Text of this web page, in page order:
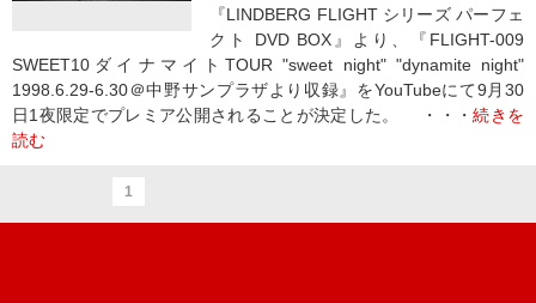
『LINDBERG FLIGHT シリーズ パーフェ
クト DVD BOX』より、『FLIGHT-009
SWEET10ダイナマイトTOUR "sweet night" "dynamite night"
1998.6.29-6.30＠中野サンプラザより収録』をYouTubeにて9月30
日1夜限定でプレミア公開されることが決定した。 ・・・続きを
読む
1